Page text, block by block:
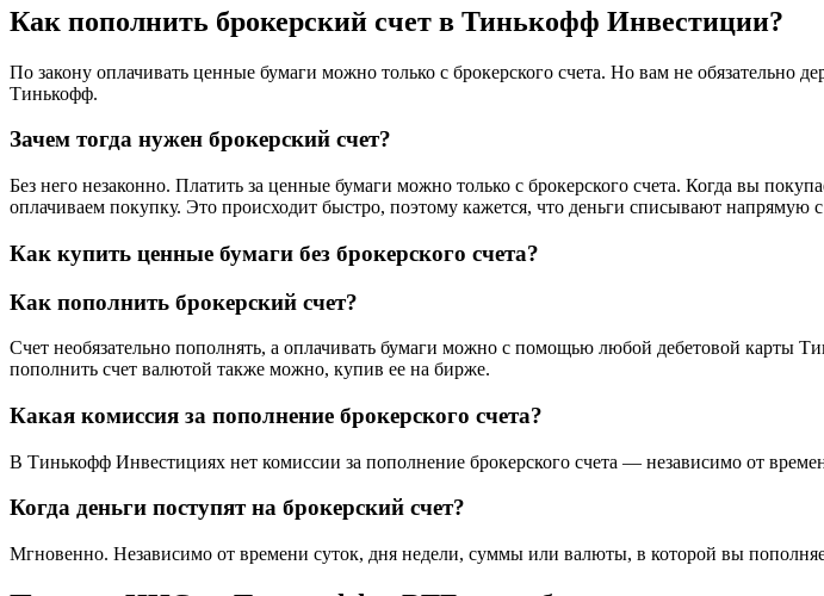
Как пополнить брокерский счет в Тинькофф Инвестиции?
По закону оплачивать ценные бумаги можно только с брокерского счета. Но вам не
Тинькофф.
Зачем тогда нужен брокерский счет?
Без него незаконно. Платить за ценные бумаги можно только с брокерского счета. Когда вы
оплачиваем покупку. Это происходит быстро, поэтому кажется, что деньги списывают напрямую
Как купить ценные бумаги без брокерского счета?
Как пополнить брокерский счет?
Счет необязательно пополнять, а оплачивать бумаги можно с помощью любой дебетовой
пополнить счет валютой также можно, купив ее на бирже.
Какая комиссия за пополнение брокерского счета?
В Тинькофф Инвестициях нет комиссии за пополнение брокерского счета — независимо от
Когда деньги поступят на брокерский счет?
Мгновенно. Независимо от времени суток, дня недели, суммы или валюты, в которой вы